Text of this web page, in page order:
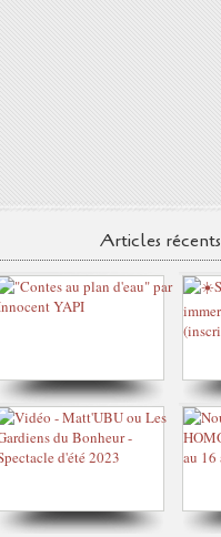
Articles récents